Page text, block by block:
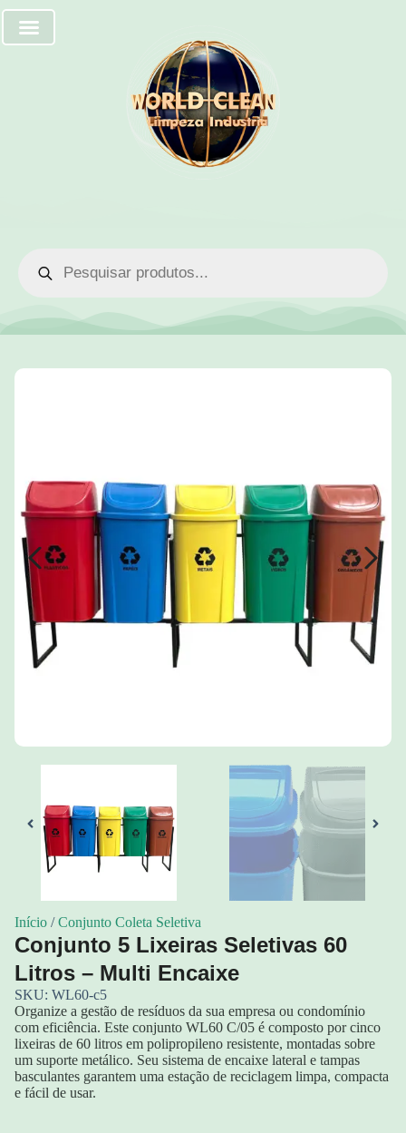
Início /Conjunto Coleta Seletiva
Conjunto 5 Lixeiras Seletivas 60
Litros – Multi Encaixe
SKU: WL60-c5
Organize a gestão de resíduos da sua empresa ou condomínio
com eficiência. Este conjunto WL60 C/05 é composto por cinco
lixeiras de 60 litros em polipropileno resistente, montadas sobre
um suporte metálico. Seu sistema de encaixe lateral e tampas
basculantes garantem uma estação de reciclagem limpa, compacta
e fácil de usar.